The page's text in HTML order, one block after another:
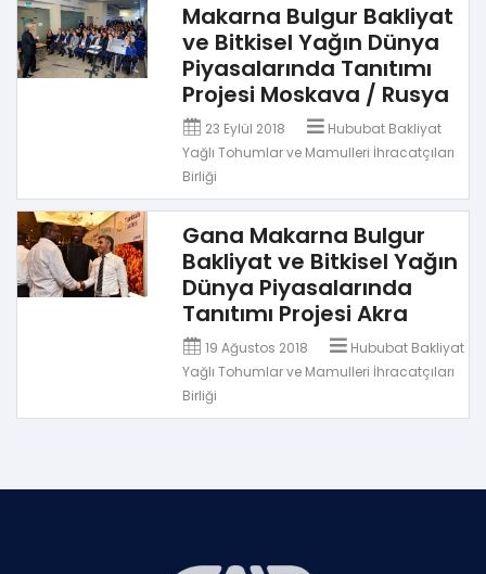
Makarna Bulgur Bakliyat
ve Bitkisel Yağın Dünya
Piyasalarında Tanıtımı
Projesi Moskava / Rusya
23 Eylül 2018
Hububat Bakliyat
Yağlı Tohumlar ve Mamulleri İhracatçıları
Birliği
Gana Makarna Bulgur
Bakliyat ve Bitkisel Yağın
Dünya Piyasalarında
Tanıtımı Projesi Akra
19 Ağustos 2018
Hububat Bakliyat
Yağlı Tohumlar ve Mamulleri İhracatçıları
Birliği